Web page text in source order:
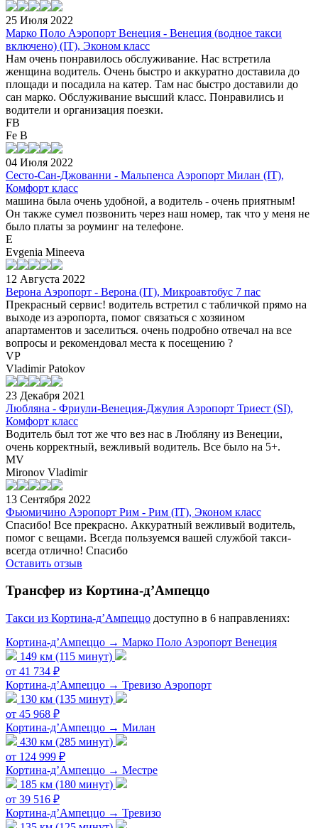
25 Июля 2022
Марко Поло Аэропорт Венеция - Венеция (водное такси
включено) (IT), Эконом класс
Нам очень понравилось обслуживание. Нас встретила
женщина водитель. Очень быстро и аккуратно доставила до
площади и посадила на катер. Там нас быстро доставили до
сан марко. Обслуживание высший класс. Понравились и
водители и организация поезки.
FB
Fe B
04 Июля 2022
Сесто-Сан-Джованни - Мальпенса Аэропорт Милан (IT),
Комфорт класс
машина была очень удобной, а водитель - очень приятным!
Он также сумел позвонить через наш номер, так что у меня не
было платы за роуминг на телефоне.
E
Evgenia Mineeva
12 Августа 2022
Верона Аэропорт - Верона (IT), Микроавтобус 7 пас
Прекрасный сервис! водитель встретил с табличкой прямо на
выходе из аэропорта, помог связаться с хозяином
апартаментов и заселиться. очень подробно отвечал на все
вопросы и рекомендовал места к посещению ?
VP
Vladimir Patokov
23 Декабря 2021
Любляна - Фриули-Венеция-Джулия Аэропорт Триест (SI),
Комфорт класс
Водитель был тот же что вез нас в Любляну из Венеции,
очень корректный, вежливый водитель. Все было на 5+.
MV
Mironov Vladimir
13 Сентября 2022
Фьюмичино Аэропорт Рим - Рим (IT), Эконом класс
Спасибо! Все прекрасно. Аккуратный вежливый водитель,
помог с вещами. Всегда пользуемся вашей службой такси-
всегда отлично! Спасибо
Оставить отзыв
Трансфер из Кортина-д’Ампеццо
Tакси из Кортина-д’Ампеццо доступно в 6 направлениях:
Кортина-д’Ампеццо → Марко Поло Аэропорт Венеция
149 км (115 минут)
от 41 734 ₽
Кортина-д’Ампеццо → Тревизо Аэропорт
130 км (135 минут)
от 45 968 ₽
Кортина-д’Ампеццо → Милан
430 км (285 минут)
от 124 999 ₽
Кортина-д’Ампеццо → Местре
185 км (180 минут)
от 39 516 ₽
Кортина-д’Ампеццо → Тревизо